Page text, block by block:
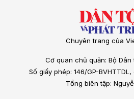
Chuyên trang của
Cơ quan chủ quản: Bộ
Số giấy phép: 146/GP-
Tổng biên tập: